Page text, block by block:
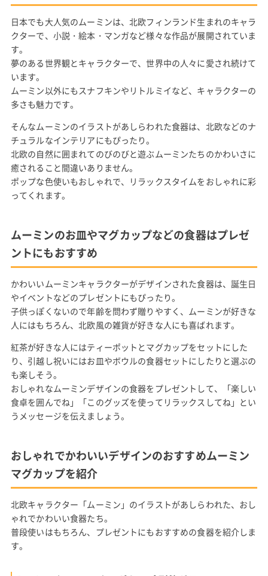
日本でも大人気のムーミンは、北欧フィンランド生まれのキャラ
クターで、小説・絵本・マンガなど様々な作品が展開されていま
す。
夢のある世界観とキャラクターで、世界中の人々に愛され続けて
います。
ムーミン以外にもスナフキンやリトルミイなど、キャラクターの
多さも魅力です。
そんなムーミンのイラストがあしらわれた食器は、北欧などのナ
チュラルなインテリアにもぴったり。
北欧の自然に囲まれてのびのびと遊ぶムーミンたちのかわいさに
癒されること間違いありません。
ポップな色使いもおしゃれで、リラックスタイムをおしゃれに彩
ってくれます。
ムーミンのお皿やマグカップなどの食器はプレゼ
ントにもおすすめ
かわいいムーミンキャラクターがデザインされた食器は、誕生日
やイベントなどのプレゼントにもぴったり。
子供っぽくないので年齢を問わず贈りやすく、ムーミンが好きな
人にはもちろん、北欧風の雑貨が好きな人にも喜ばれます。
紅茶が好きな人にはティーポットとマグカップをセットにした
り、引越し祝いにはお皿やボウルの食器セットにしたりと選ぶの
も楽しそう。
おしゃれなムーミンデザインの食器をプレゼントして、「楽しい
食卓を囲んでね」「このグッズを使ってリラックスしてね」とい
うメッセージを伝えましょう。
おしゃれでかわいいデザインのおすすめムーミン
マグカップを紹介
北欧キャラクター「ムーミン」のイラストがあしらわれた、おし
ゃれでかわいい食器たち。
普段使いはもちろん、プレゼントにもおすすめの食器を紹介しま
す。